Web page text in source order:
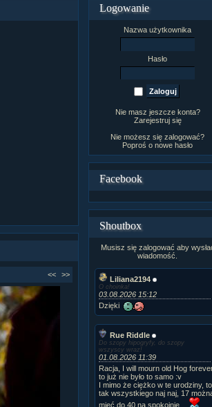
<< >>
Logowanie
Nazwa użytkownika
Hasło
Nie masz jeszcze konta?
Zarejestruj się
Nie możesz się zalogować?
Poproś o nowe hasło
Facebook
Shoutbox
Musisz się zalogować aby
wiadomość.
Liliana2194
O choinka!
03.08.2026 15:12
Dzięki
Rue Riddle
Do szopy hipogryfy, do szopy
wszyscy wraz!
01.08.2026 11:39
Racja, I will mourn old Hog
to już nie było to samo :v
I mimo że ciężko w te urodziny,
tak wszystkiego naj naj, 17
mieć do 40 na spokojnie